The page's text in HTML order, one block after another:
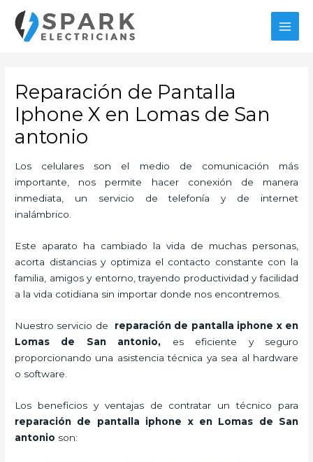
contenido
Reparación de Pantalla
Iphone X en Lomas de San
antonio
Los celulares son el medio de comunicación más
importante, nos permite hacer conexión de manera
inmediata, un servicio de telefonía y de internet
inalámbrico.
Este aparato ha cambiado la vida de muchas personas,
acorta distancias y optimiza el contacto constante con la
familia, amigos y entorno, trayendo productividad y facilidad
a la vida cotidiana sin importar donde nos encontremos.
Nuestro servicio de reparación de pantalla iphone x en
Lomas de San antonio, es eficiente y seguro
proporcionando una asistencia técnica ya sea al hardware
o software.
Los beneficios y ventajas de contratar un técnico para
reparación de pantalla iphone xen Lomas de San
antonio son: